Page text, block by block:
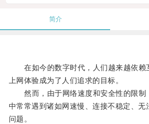
简介
在如今的数字时代，人们越来越依赖
上网体验成为了人们追求的目标。
然而，由于网络速度和安全性的限制
中常常遇到诸如网速慢、连接不稳定、无
问题。